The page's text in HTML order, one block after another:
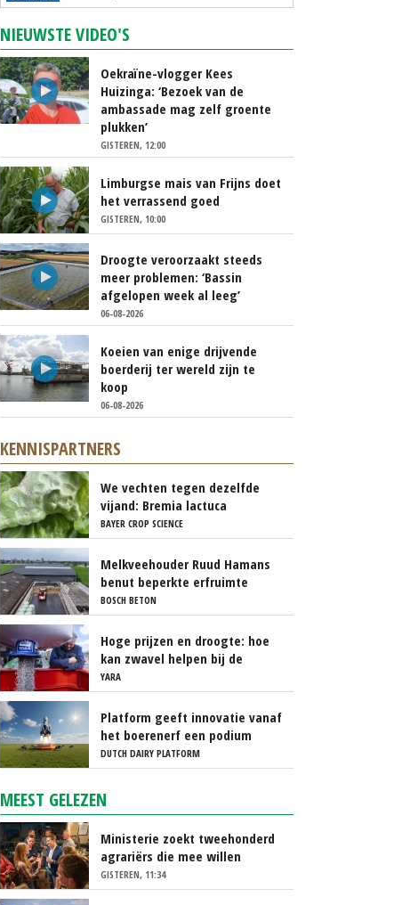
NIEUWSTE VIDEO'S
Oekraïne-vlogger Kees
Huizinga: ‘Bezoek van de
ambassade mag zelf groente
plukken’
GISTEREN, 12:00
Limburgse mais van Frijns doet
het verrassend goed
GISTEREN, 10:00
Droogte veroorzaakt steeds
meer problemen: ‘Bassin
afgelopen week al leeg’
06-08-2026
Koeien van enige drijvende
boerderij ter wereld zijn te
koop
06-08-2026
KENNISPARTNERS
We vechten tegen dezelfde
vijand: Bremia lactuca
BAYER CROP SCIENCE
Melkveehouder Ruud Hamans
benut beperkte erfruimte
efficiënt met compacte
sleufsilo’s
BOSCH BETON
Hoge prijzen en droogte: hoe
kan zwavel helpen bij de
bemesting?
YARA
Platform geeft innovatie vanaf
het boerenerf een podium
DUTCH DAIRY PLATFORM
MEEST GELEZEN
Ministerie zoekt tweehonderd
agrariërs die mee willen
denken
GISTEREN, 11:34